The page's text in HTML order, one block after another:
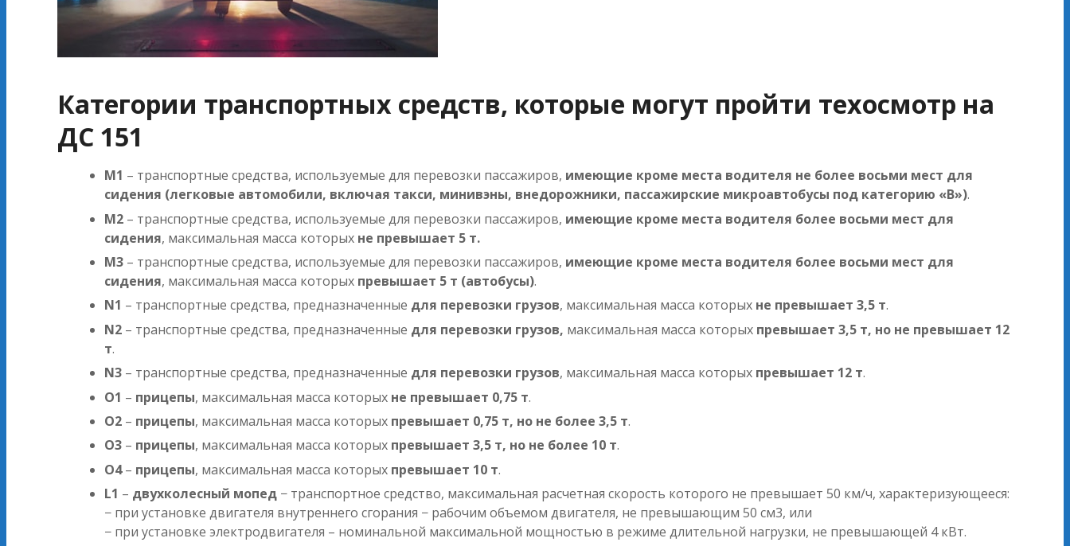
Категории транспортных средств, которые могут пройти техосмотр на
ДС 151
M1 – транспортные средства, используемые для перевозки пассажиров, имеющие кроме места водителя не более восьми мест для
сидения (легковые автомобили, включая такси, минивэны, внедорожники, пассажирские микроавтобусы под категорию «B»).
M2 – транспортные средства, используемые для перевозки пассажиров, имеющие кроме места водителя более восьми мест для
сидения, максимальная масса которых не превышает 5 т.
M3 – транспортные средства, используемые для перевозки пассажиров, имеющие кроме места водителя более восьми мест для
сидения, максимальная масса которых превышает 5 т (автобусы).
N1 – транспортные средства, предназначенные для перевозки грузов, максимальная масса которых не превышает 3,5 т.
N2 – транспортные средства, предназначенные для перевозки грузов, максимальная масса которых превышает 3,5 т, но не превышает 12
т.
N3 – транспортные средства, предназначенные для перевозки грузов, максимальная масса которых превышает 12 т.
O1 – прицепы, максимальная масса которых не превышает 0,75 т.
O2 – прицепы, максимальная масса которых превышает 0,75 т, но не более 3,5 т.
O3 – прицепы, максимальная масса которых превышает 3,5 т, но не более 10 т.
O4– прицепы, максимальная масса которых превышает 10 т.
L1 – двухколесный мопед − транспортное средство, максимальная расчетная скорость которого не превышает 50 км/ч, характеризующееся:
− при установке двигателя внутреннего сгорания − рабочим объемом двигателя, не превышающим 50 см3, или
− при установке электродвигателя – номинальной максимальной мощностью в режиме длительной нагрузки, не превышающей 4 кВт.